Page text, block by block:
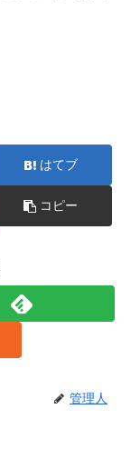
はてブ
コピー
管理人